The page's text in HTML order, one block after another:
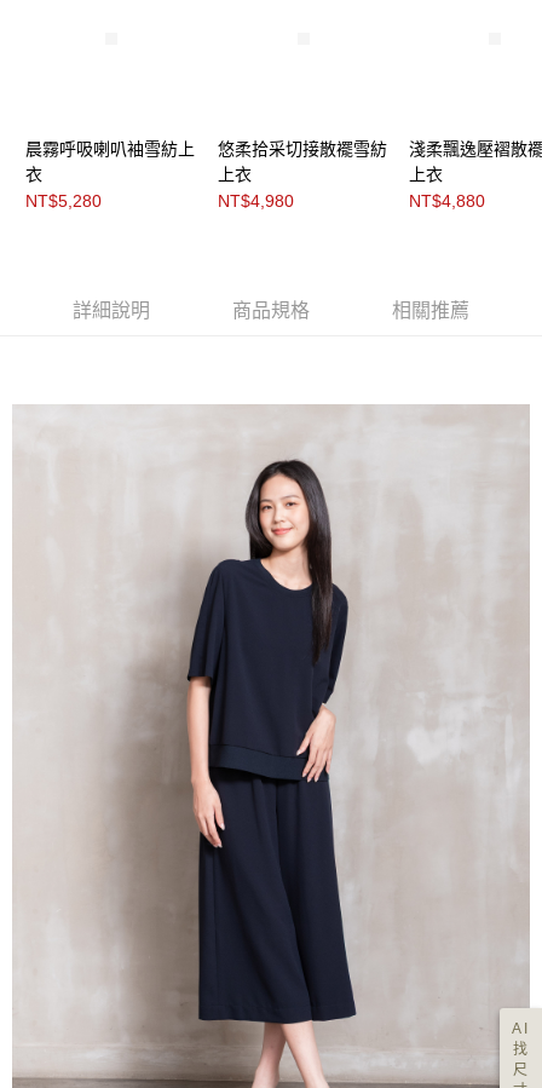
恩沛科技股份有限公司將有權停止該用戶之使用額度並採取法律行動。
晨霧呼吸喇叭袖雪紡上
衣
NT$5,280
悠柔拾采切接散襬雪紡
上衣
NT$4,980
淺柔飄逸壓褶散
上衣
NT$4,880
詳細說明 商品規格 相關推薦
AI
找
尺